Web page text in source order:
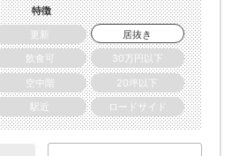
特徴
更新
居抜き
飲食可
30万円以下
空中階
20坪以下
駅近 ロードサイド